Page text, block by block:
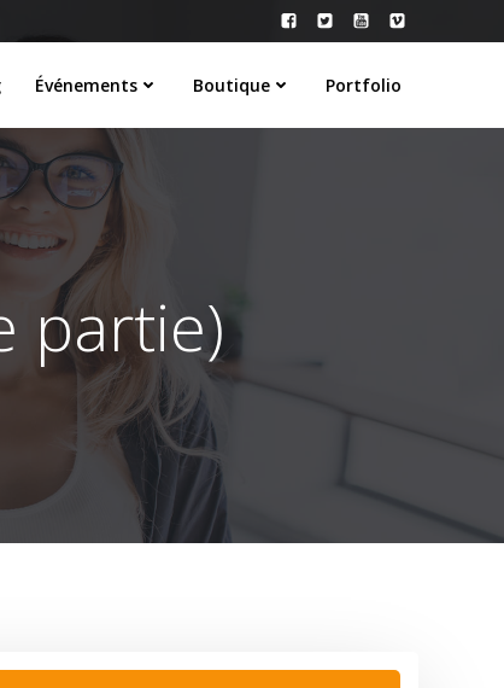
Événements Boutique Portfolio
partie)